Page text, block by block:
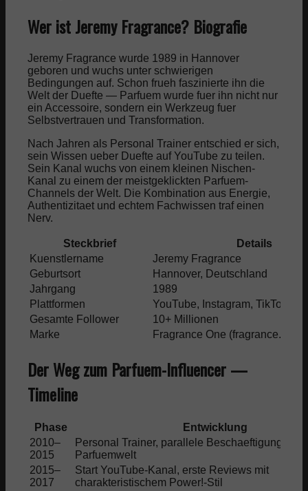
Wer ist Jeremy Fragrance? Biografie
Jeremy Fragrance wurde 1989 in Hannover
geboren und wuchs unter schwierigen
Bedingungen auf. Schon frueh faszinierte ihn die
Welt der Duefte — Parfuem wurde fuer ihn nicht nur
ein Accessoire, sondern ein Werkzeug fuer
Selbstvertrauen und Transformation.
Nach Jahren als Personal Trainer entschied er sich,
sein Wissen ueber Duefte auf YouTube zu teilen.
Sein Kanal wuchs von einem kleinen Nischen-
Kanal zu einem der meistgeklickten Parfuem-
Channels der Welt. Die Kombination aus Energie,
Authentizitaet und echtem Fachwissen traf einen
Nerv.
Steckbrief
Details
Kuenstlername
Jeremy Fragrance
Geburtsort
Hannover, Deutschland
Jahrgang
1989
Plattformen
YouTube, Instagram, TikTok
Gesamte Follower
10+ Millionen
Marke
Fragrance One (fragrance.one)
Der Weg zum Parfuem-Influencer —
Timeline
Phase
Entwicklung
2010–
2015
Personal Trainer, parallele Beschaeftigung mit
Parfuemwelt
2015–
2017
Start YouTube-Kanal, erste Reviews mit
charakteristischem Power!-Stil